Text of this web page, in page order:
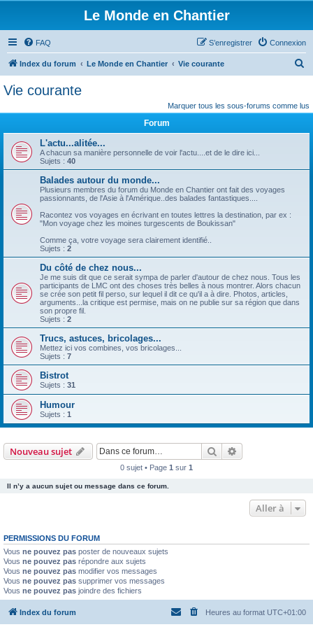
Le Monde en Chantier
FAQ Connexion
S’enregistrer
Index du forum Le Monde en Chantier Vie courante
h
Vie courante
Marquer tous les sous-forums comme lus
Forum
L'actu...alitée...
A chacun sa manière personnelle de voir l'actu....et de le dire ici...
Sujets : 40
Balades autour du monde...
Plusieurs membres du forum du Monde en Chantier ont fait des voyages
passionnants, de l'Asie à l'Amérique..des balades fantastiques....
Racontez vos voyages en écrivant en toutes lettres la destination, par ex :
"Mon voyage chez les moines turgescents de Boukissan"
Comme ça, votre voyage sera clairement identifié..
Sujets : 2
Du côté de chez nous...
Je me suis dit que ce serait sympa de parler d'autour de chez nous. Tous les
participants de LMC ont des choses très belles à nous montrer. Alors chacun
se crée son petit fil perso, sur lequel il dit ce qu'il a à dire. Photos, articles,
arguments...la critique est permise, mais on ne publie sur sa région que dans
son propre fil.
Sujets : 2
Trucs, astuces, bricolages...
Mettez ici vos combines, vos bricolages...
Sujets : 7
Bistrot
Sujets : 31
Humour
Sujets : 1
Nouveau sujet Rechercher
0 sujet • Page 1 sur 1
Il n’y a aucun sujet ou message dans ce forum.
Aller à
PERMISSIONS DU FORUM
Vous ne pouvez pas poster de nouveaux sujets
Vous ne pouvez pas répondre aux sujets
Vous ne pouvez pas modifier vos messages
Vous ne pouvez pas supprimer vos messages
Vous ne pouvez pas joindre des fichiers
Index du forum Heures au format UTC+01:00